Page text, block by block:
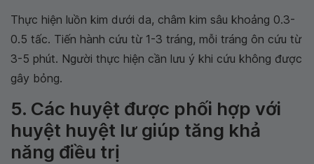
Thực hiện luồn kim dưới da, châm kim sâu khoảng 0.3-
0.5 tấc. Tiến hành cứu từ 1-3 tráng, mỗi tráng ôn cứu từ
3-5 phút. Người thực hiện cần lưu ý khi cứu không được
gây bỏng.
5. Các huyệt được phối hợp với
huyệt huyệt lư giúp tăng khả
năng điều trị